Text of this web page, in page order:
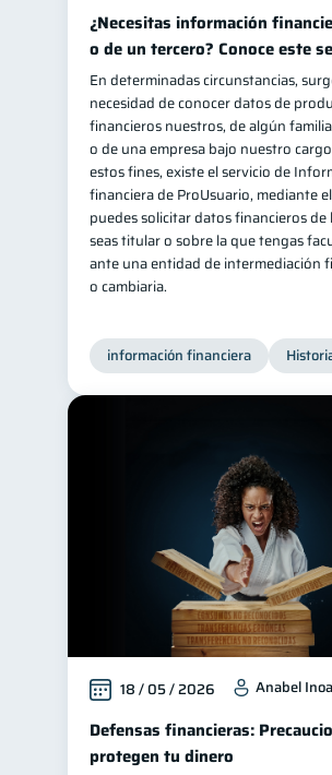
¿Necesitas información
o de un tercero? Conoce este
En determinadas circunstancias,
necesidad de conocer datos de
financieros nuestros, de algún
o de una empresa bajo nuestro
estos fines, existe el servicio de
financiera de ProUsuario, mediante
puedes solicitar datos financieros de
seas titular o sobre la que tengas
ante una entidad de intermediación
o cambiaria.
información financiera
18 / 05 / 2026 Anabel Inoa
Defensas financieras:
protegen tu dinero